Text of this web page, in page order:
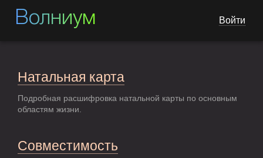
Волниум Войти
Натальная карта
Подробная расшифровка натальной карты по основным
областям жизни.
Совместимость